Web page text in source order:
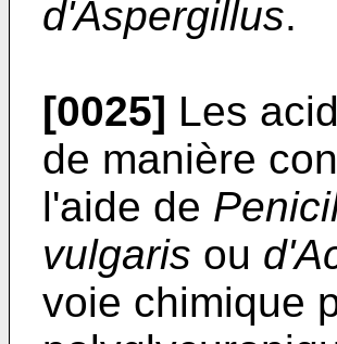
d'Aspergillus.
[0025] Les
de manière
l'aide de
vulgaris ou
voie chimique